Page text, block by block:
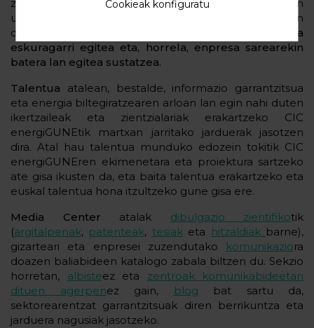
zegoen berrikuntza garrantzitsua da, eta CIC azken
urteetan lantzen ari den erronka nagusietakoa islatzen
du:
zentroak sortutako ikerketa guztia ikusgai eta
eskuragarri egitea eta, horrela, enpresa sarearekin
batera lan egitea sustatzea.
Talentua atalean, bestalde, informazio garrantzitsua
eta energia biltegiratzearen arloan lan egin nahi duten
ikertzaileak eta zientzialariak erakartzeko CIC
energiGUNEtik martxan jarritako jarduerak jasotzen
dira. Atal hau talentua munduko edozein tokitik CIC
energiGUNEren ekimenetara eta proiektura sartzeko
ate gisa ikusten da, eta baita talentua erakartzeko eta
euskal talentua hona itzultzeko gune gisa ere.
Media Center atalak dibulgazio zientifikotik
(argitalpenak, patenteak, tesiaketa hitzaldiak barne),
gizarteari eta enpresei zuzendutako
komunikaziora
doazen baliabideen katalogo zabala biltzen du. Sekzio
horretan, albisteez eta zentroak komunikabideetan
dituen agerpenez gain, blog bat sartu da,
sektorearentzat garrantzitsuak diren berrikuntza eta
jarduera nagusiak jasotzeko.
Cookieak konfiguratu